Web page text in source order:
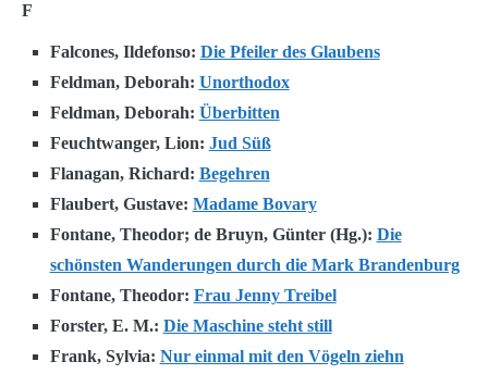
F
Falcones, Ildefonso: Die Pfeiler des Glaubens
Feldman, Deborah: Unorthodox
Feldman, Deborah: Überbitten
Feuchtwanger, Lion: Jud Süß
Flanagan, Richard: Begehren
Flaubert, Gustave: Madame Bovary
Fontane, Theodor; de Bruyn, Günter (Hg.): Die
schönsten Wanderungen durch die Mark Brandenburg
Fontane, Theodor: Frau Jenny Treibel
Forster, E. M.: Die Maschine steht still
Frank, Sylvia: Nur einmal mit den Vögeln ziehn